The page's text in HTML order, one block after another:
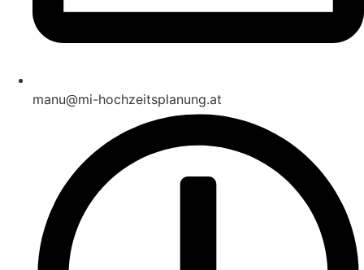
manu@mi-hochzeitsplanung.at